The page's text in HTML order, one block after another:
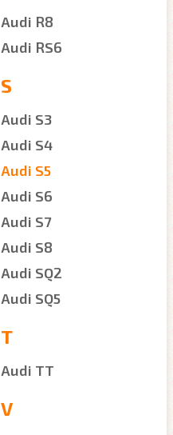
Audi R8
Audi RS6
S
Audi S3
Audi S4
Audi S5
Audi S6
Audi S7
Audi S8
Audi SQ2
Audi SQ5
T
Audi TT
V